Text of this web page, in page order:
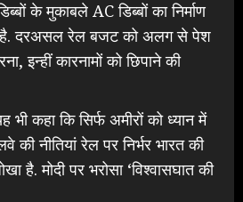
के मुकाबले AC डिब्बों का निर्माण
है. दरअसल रेल बजट को अलग से पेश
इन्हीं कारनामों को छिपाने की
कहा कि सिर्फ अमीरों को ध्यान में
की नीतियां रेल पर निर्भर भारत की
है. मोदी पर भरोसा ‘विश्वासघात की